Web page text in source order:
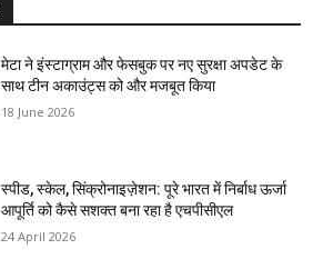
मेटा ने इंस्टाग्राम और फेसबुक पर नए सुरक्षा अपडेट के
साथ टीन अकाउंट्स को और मजबूत किया
18 June 2026
स्पीड, स्केल, सिंक्रोनाइज़ेशन: पूरे भारत में निर्बाध ऊर्जा
आपूर्ति को कैसे सशक्त बना रहा है एचपीसीएल
24 April 2026